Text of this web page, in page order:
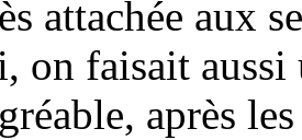
attachée aux
on faisait aussi
après